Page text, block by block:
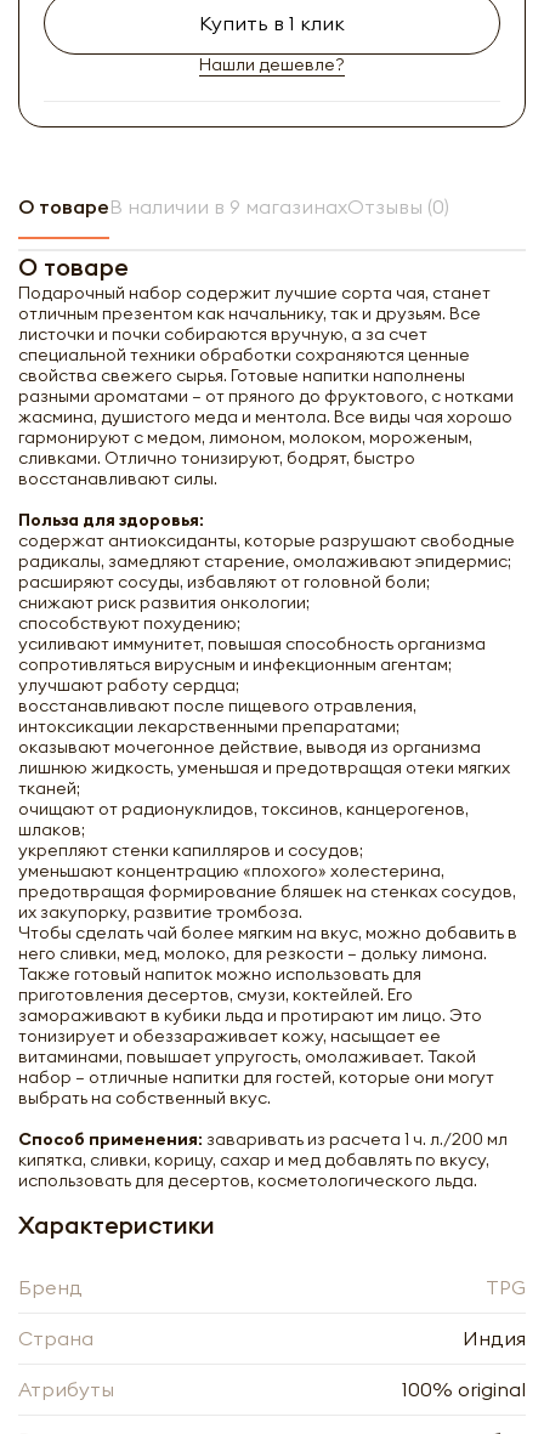
Купить в 1 клик
Нашли дешевле?
О товареВ наличии в 9 магазинахОтзывы (0)
О товаре
Подарочный набор содержит лучшие сорта чая, станет
отличным презентом как начальнику, так и друзьям. Все
листочки и почки собираются вручную, а за счет
специальной техники обработки сохраняются ценные
свойства свежего сырья. Готовые напитки наполнены
разными ароматами – от пряного до фруктового, с нотками
жасмина, душистого меда и ментола. Все виды чая хорошо
гармонируют с медом, лимоном, молоком, мороженым,
сливками. Отлично тонизируют, бодрят, быстро
восстанавливают силы.
Польза для здоровья:
содержат антиоксиданты, которые разрушают свободные
радикалы, замедляют старение, омолаживают эпидермис;
расширяют сосуды, избавляют от головной боли;
снижают риск развития онкологии;
способствуют похудению;
усиливают иммунитет, повышая способность организма
сопротивляться вирусным и инфекционным агентам;
улучшают работу сердца;
восстанавливают после пищевого отравления,
интоксикации лекарственными препаратами;
оказывают мочегонное действие, выводя из организма
лишнюю жидкость, уменьшая и предотвращая отеки мягких
тканей;
очищают от радионуклидов, токсинов, канцерогенов,
шлаков;
укрепляют стенки капилляров и сосудов;
уменьшают концентрацию «плохого» холестерина,
предотвращая формирование бляшек на стенках сосудов,
их закупорку, развитие тромбоза.
Чтобы сделать чай более мягким на вкус, можно добавить в
него сливки, мед, молоко, для резкости – дольку лимона.
Также готовый напиток можно использовать для
приготовления десертов, смузи, коктейлей. Его
замораживают в кубики льда и протирают им лицо. Это
тонизирует и обеззараживает кожу, насыщает ее
витаминами, повышает упругость, омолаживает. Такой
набор – отличные напитки для гостей, которые они могут
выбрать на собственный вкус.
Способ применения: заваривать из расчета 1 ч. л./200 мл
кипятка, сливки, корицу, сахар и мед добавлять по вкусу,
использовать для десертов, косметологического льда.
Характеристики
Бренд TPG
Страна Индия
Атрибуты 100% original
Нажимая кнопку «Отправить», я даю своё согласие
на обработку моих персональных данных, в
Подарочный Набор Чая Уикэнд
Клддекция 3 в 1 Уикэнд во Франции
Уикэнд в Италии Уикэнд в Турции ТПГ |
1 France Italiy Turkey 150g
- +
на обработку моих персональных данных, в
соответствии с Федеральным законом от